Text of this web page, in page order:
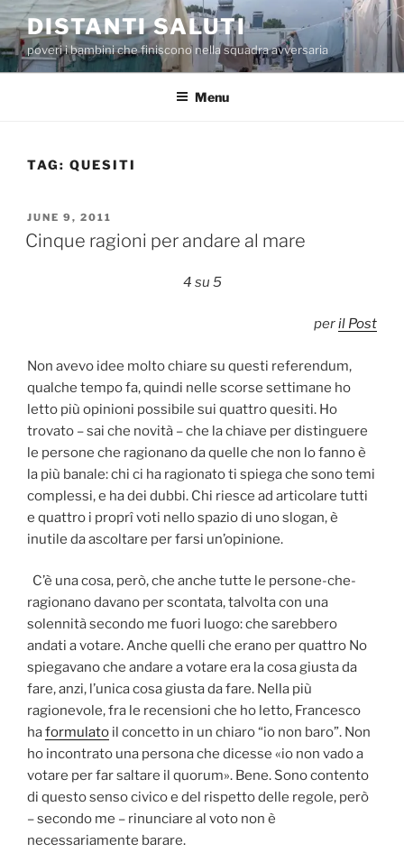
Skip
to
content
DISTANTI SALUTI
poveri i bambini che finiscono nella squadra avversaria
Menu
TAG: QUESITI
POSTED
ON
JUNE 9, 2011
Cinque ragioni per andare al mare
4 su 5
peril Post
Non avevo idee molto chiare su questi referendum,
qualche tempo fa, quindi nelle scorse settimane ho
letto più opinioni possibile sui quattro quesiti. Ho
trovato – sai che novità – che la chiave per distinguere
le persone che ragionano da quelle che non lo fanno è
la più banale: chi ci ha ragionato ti spiega che sono temi
complessi, e ha dei dubbi. Chi riesce ad articolare tutti
e quattro i proprî voti nello spazio di uno slogan, è
inutile da ascoltare per farsi un’opinione.
C’è una cosa, però, che anche tutte le persone-che-
ragionano davano per scontata, talvolta con una
solennità secondo me fuori luogo: che sarebbero
andati a votare. Anche quelli che erano per quattro No
spiegavano che andare a votare era la cosa giusta da
fare, anzi, l’unica cosa giusta da fare. Nella più
ragionevole, fra le recensioni che ho letto, Francesco
haformulato il concetto in un chiaro “io non baro”. Non
ho incontrato una persona che dicesse «io non vado a
votare per far saltare il quorum». Bene. Sono contento
di questo senso civico e del rispetto delle regole, però
– secondo me – rinunciare al voto non è
necessariamente barare.